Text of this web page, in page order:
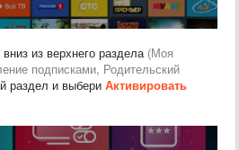
из верхнего раздела (Моя
подписками, Родительский
раздел и выбери Активировать